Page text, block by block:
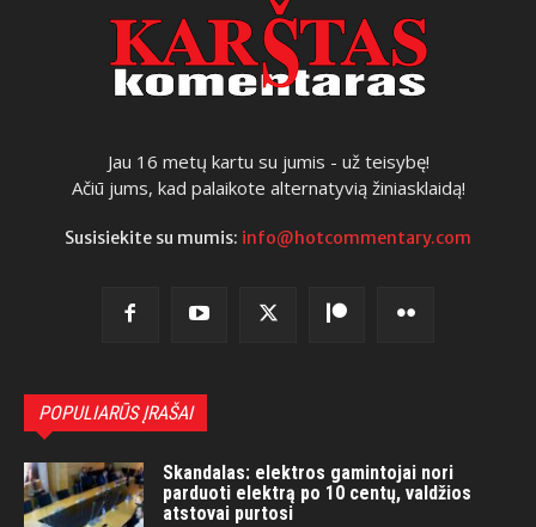
Jau 16 metų kartu su jumis - už teisybę!
Ačiū jums, kad palaikote alternatyvią žiniasklaidą!
Susisiekite su mumis: info@hotcommentary.com
POPULIARŪS ĮRAŠAI
Skandalas: elektros gamintojai nori
parduoti elektrą po 10 centų, valdžios
atstovai purtosi